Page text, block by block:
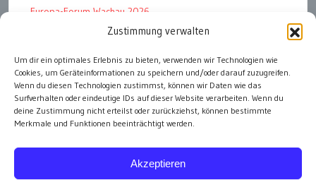
Zustimmung verwalten
Um dir ein optimales Erlebnis zu bieten, verwenden wir Technologien wie
Cookies, um Geräteinformationen zu speichern und/oder darauf zuzugreifen.
Wenn du diesen Technologien zustimmst, können wir Daten wie das
Surfverhalten oder eindeutige IDs auf dieser Website verarbeiten. Wenn du
deine Zustimmung nicht erteilst oder zurückziehst, können bestimmte
Merkmale und Funktionen beeinträchtigt werden.
Akzeptieren
Europa-Forum Wachau 2026
Amnesty Report 2025/26
Attac kritisiert neues EU-Rüstungspaket
Ungarn ist demokratischer als Österreich
alle Artikel